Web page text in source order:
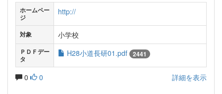
ホームペー
ジ
http://
対象 小学校
ＰＤＦデー
タ
H28小道長研01.pdf 2441
0 0 詳細を表示